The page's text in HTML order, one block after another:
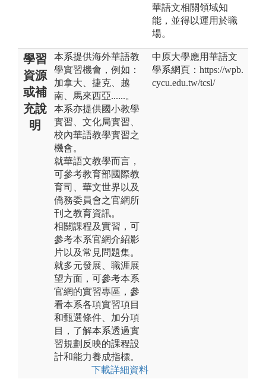
華語文相關領域知
能，並得以運用於職
場。
學習
資源
或補
充說
明
本系提供海外華語教
學實習機會，例如：
加拿大、捷克、越
南、馬來西亞......。
本系亦提供國小教學
實習、文化局實習、
校內華語教學實習之
機會。
就華語文教學而言，
可參考教育部國際教
育司、華文世界以及
僑務委員會之官網所
刊之教育資訊。
相關課程及實習，可
參考本系官網介紹影
片以及常見問題集。
就多元發展、職涯展
望方面，可參考本系
官網的實習專區，參
看本系各項實習項目
和甄選條件、加分項
目，了解本系透過實
習規劃反映的課程設
計和能力養成指標。
下載詳細資料
中原大學應用華語文
學系網頁：https://wpb.
cycu.edu.tw/tcsl/